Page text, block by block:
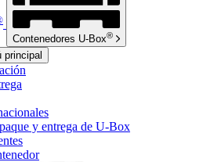
Contenedores U-Box®
principal
y entrega de U-Box